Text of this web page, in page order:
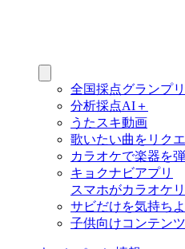
全国採点グランプリ
分析採点AI＋
うたスキ動画
歌いたい曲をリク
カラオケで楽器を
キョクナビアプリ
スマホがカラオケ
サビだけを気持ち
子供向けコンテン